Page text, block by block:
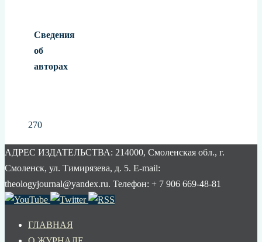
Сведения
об
авторах
270
АДРЕС ИЗДАТЕЛЬСТВА: 214000, Смоленская обл., г.
Смоленск, ул. Тимирязева, д. 5. E-mail:
theologyjournal@yandex.ru. Телефон: + 7 906 669-48-81
ГЛАВНАЯ